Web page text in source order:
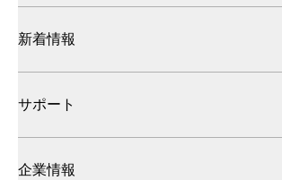
新着情報
サポート
企業情報